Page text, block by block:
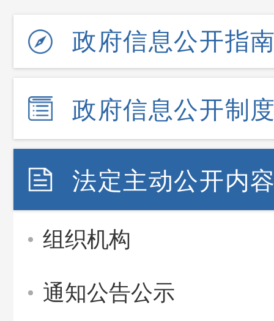
政府信息公开指
政府信息公开制
法定主动公开内
组织机构
通知公告公示